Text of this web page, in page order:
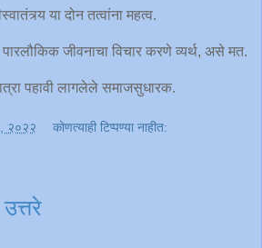
या दोन तत्वांना महत्व.
जीवनाचा विचार करणे व्यर्थ, असे मत.
पहावी लागलेले समाजसुधारक.
२०२२ कोणत्याही टिप्पण्‍या नाहीत: